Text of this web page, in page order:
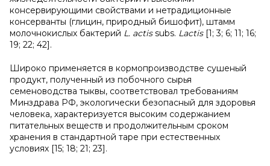
консервирующими свойствами и нетрадиционные
консерванты (глицин, природный бишофит), штамм
молочнокислых бактерий L. actissubs. Lactis[1; 3; 6; 11; 16;
19; 22; 42].
Широко применяется в кормопроизводстве сушеный
продукт, полученный из побочного сырья
семеноводства тыквы, соответствовал требованиям
Минздрава РФ, экологически безопасный для здоровья
человека, характеризуется высоким содержанием
питательных веществ и продолжительным сроком
хранения в стандартной таре при естественных
условиях [15; 18; 21; 23].